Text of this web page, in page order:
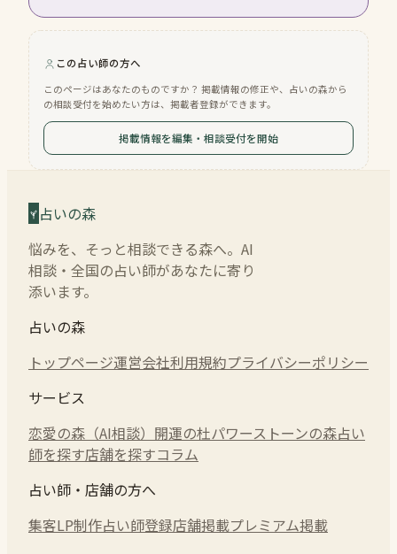
この占い師の方へ
このページはあなたのものですか？ 掲載情報の修正や、占いの森から
の相談受付を始めたい方は、掲載者登録ができます。
掲載情報を編集・相談受付を開始
占いの森
悩みを、そっと相談できる森へ。AI
相談・全国の占い師があなたに寄り
添います。
占いの森
トップページ運営会社利用規約プライバシーポリシー
サービス
恋愛の森（AI相談） 開運の杜パワーストーンの森占い
師を探す店舗を探すコラム
占い師・店舗の方へ
集客LP制作占い師登録店舗掲載プレミアム掲載